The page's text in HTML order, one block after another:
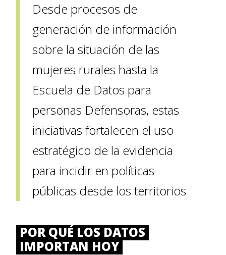
Desde procesos de
generación de información
sobre la situación de las
mujeres rurales hasta la
Escuela de Datos para
personas Defensoras, estas
iniciativas fortalecen el uso
estratégico de la evidencia
para incidir en políticas
públicas desde los territorios
POR QUÉ LOS DATOS
IMPORTAN HOY